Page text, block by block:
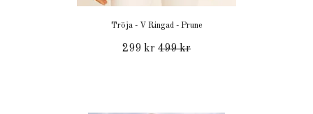
Tröja - V Ringad - Prune
299 kr 499 kr